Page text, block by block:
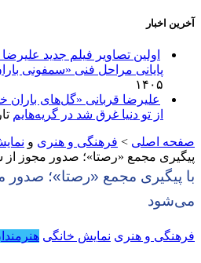
آخرین اخبار
اولین تصاویر فیلم جدید
پایانی مراحل فنی «سمفونی
۱۴۰۵
علیرضا قربانی «گل‌های باران
از تو دنیا غرق شد در گریه‌هایم
صفحه اصلی > فرهنگی و هنری و
پیگیری مجمع «رصتا»؛ صدور مجوز
با پیگیری مجمع «رصتا»؛ صدور
می‌شود
فرهنگی و هنری نمایش خانگی